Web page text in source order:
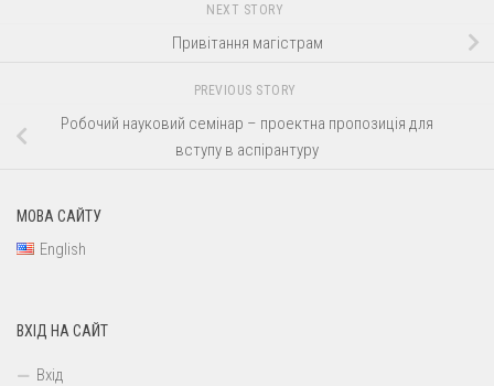
NEXT STORY
Привітання магістрам
PREVIOUS STORY
Робочий науковий семінар – проектна пропозиція для
вступу в аспірантуру
МОВА САЙТУ
English
ВХІД НА САЙТ
Вхід